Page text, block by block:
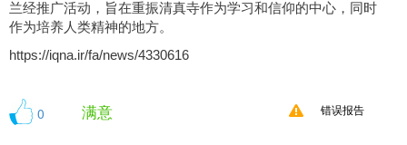
兰经推广活动，旨在重振清真寺作为学习和信仰的中心，同时
作为培养人类精神的地方。
https://iqna.ir/fa/news/4330616
0 满意 错误报告